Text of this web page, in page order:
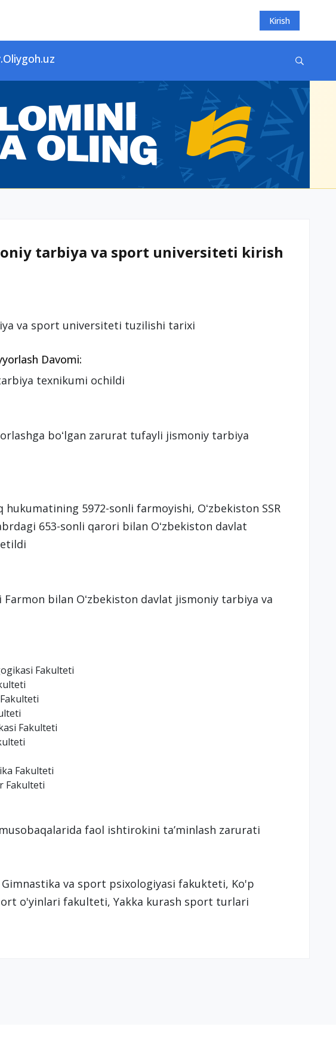
Kirish
tarbiya va sport universiteti kirish
va sport universiteti tuzilishi tarixi
Davomi:
texnikumi ochildi
boʻlgan zarurat tufayli jismoniy tarbiya
5972-sonli farmoyishi, Oʻzbekiston SSR
653-sonli qarori bilan Oʻzbekiston davlat
Farmon bilan Oʻzbekiston davlat jismoniy tarbiya va
Fakulteti
Fakulteti
Fakulteti
Fakulteti
faol ishtirokini taʼminlash zarurati
va sport psixologiyasi fakukteti, Ko'p
o'yinlari fakulteti, Yakka kurash sport turlari